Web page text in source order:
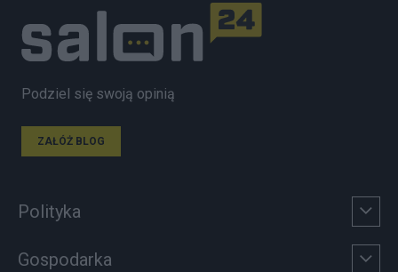
Podziel się swoją opinią
ZAŁÓŻ BLOG
Polityka
Gospodarka